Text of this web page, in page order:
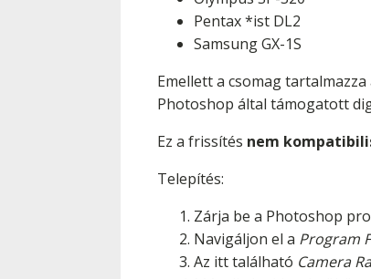
Pentax *ist DL2
Samsung GX-1S
Emellett a csomag
Photoshop által támogatott
Ez a frissítés nem
Telepítés:
Zárja be a Photoshop
Navigáljon el a Program
Az itt található Camera